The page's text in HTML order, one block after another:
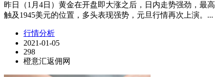
昨日（1月4日）黄金在开盘即大涨之后，日内走势强劲，最高
触及1945美元的位置，多头表现强势，元旦行情再次上演。...
行情分析
2021-01-05
298
橙意汇返佣网